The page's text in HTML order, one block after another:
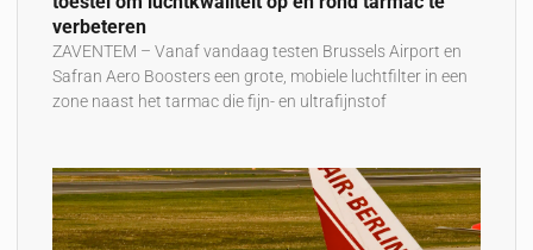
verbeteren
ZAVENTEM – Vanaf vandaag testen Brussels Airport en
Safran Aero Boosters een grote, mobiele luchtfilter in een
zone naast het tarmac die fijn- en ultrafijnstof